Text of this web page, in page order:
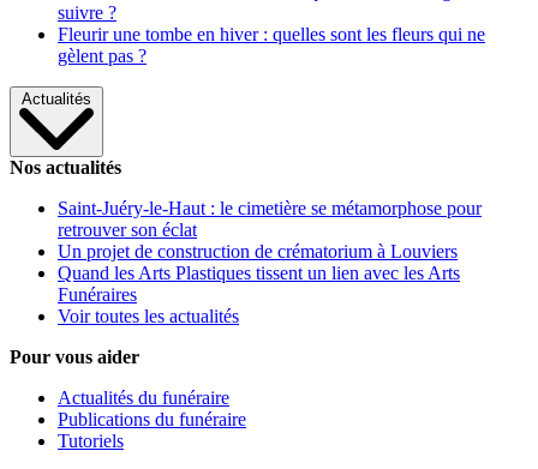
suivre ?
Fleurir une tombe en hiver : quelles sont les fleurs qui ne
gèlent pas ?
Actualités
Nos actualités
Saint-Juéry-le-Haut : le cimetière se métamorphose pour
retrouver son éclat
Un projet de construction de crématorium à Louviers
Quand les Arts Plastiques tissent un lien avec les Arts
Funéraires
Voir toutes les actualités
Pour vous aider
Actualités du funéraire
Publications du funéraire
Tutoriels